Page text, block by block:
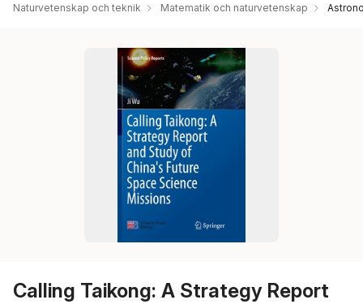
Naturvetenskap och teknik Matematik och naturvetenskap
Calling Taikong: A Strategy Report